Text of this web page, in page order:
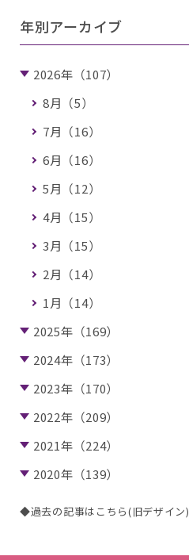
年別アーカイブ
2026年（107）
8月（5）
7月（16）
6月（16）
5月（12）
4月（15）
3月（15）
2月（14）
1月（14）
2025年（169）
2024年（173）
2023年（170）
2022年（209）
2021年（224）
2020年（139）
◆過去の記事はこちら(旧デザイン)